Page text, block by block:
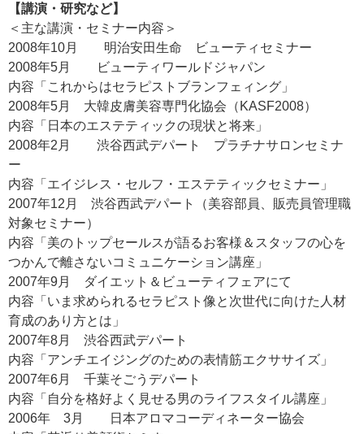
【講演・研究など】
＜主な講演・セミナー内容＞
2008年10月 明治安田生命 ビューティセミナー
2008年5月 ビューティワールドジャパン
内容「これからはセラピストブランフェィング」
2008年5月 大韓皮膚美容専門化協会（KASF2008）
内容「日本のエステティックの現状と将来」
2008年2月 渋谷西武デパート プラチナサロンセミナ
ー
内容「エイジレス・セルフ・エステティックセミナー」
2007年12月 渋谷西武デパート（美容部員、販売員管理職
対象セミナー）
内容「美のトップセールスが語るお客様＆スタッフの心を
つかんで離さないコミュニケーション講座」
2007年9月 ダイエット＆ビューティフェアにて
内容「いま求められるセラピスト像と次世代に向けた人材
育成のあり方とは」
2007年8月 渋谷西武デパート
内容「アンチエイジングのための表情筋エクササイズ」
2007年6月 千葉そごうデパート
内容「自分を格好よく見せる男のライフスタイル講座」
2006年 3月 日本アロマコーディネーター協会